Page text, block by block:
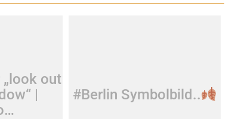
out
|
#Berlin Symbolbild..